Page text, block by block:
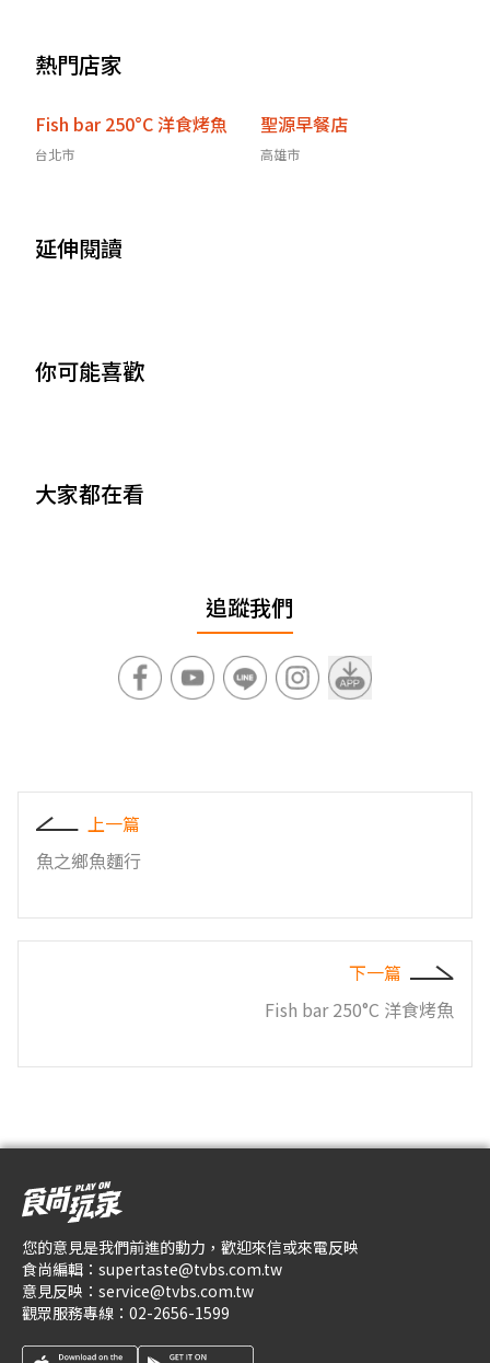
熱門店家
Fish bar 250°C 洋食烤魚
台北市
聖源早餐店
高雄市
延伸閱讀
你可能喜歡
大家都在看
追蹤我們
上一篇
魚之鄉魚麵行
下一篇
Fish bar 250°C 洋食烤魚
您的意見是我們前進的動力，歡迎來信或來電反映
食尚編輯： supertaste@tvbs.com.tw
意見反映： service@tvbs.com.tw
觀眾服務專線： 02-2656-1599